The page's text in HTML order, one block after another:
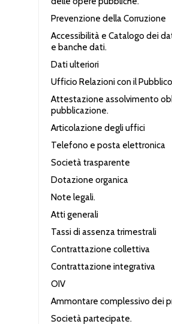
Prevenzione della Corruzione
Accessibilità e Catalogo dei
e banche dati.
Dati ulteriori
Ufficio Relazioni con il
Attestazione assolvimento
pubblicazione.
Articolazione degli uffici
Telefono e posta elettronica
Società trasparente
Dotazione organica
Note legali.
Atti generali
Tassi di assenza trimestrali
Contrattazione collettiva
Contrattazione integrativa
OIV
Ammontare complessivo dei
Società partecipate.